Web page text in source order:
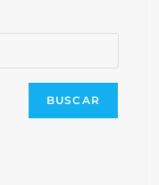
BUSCAR